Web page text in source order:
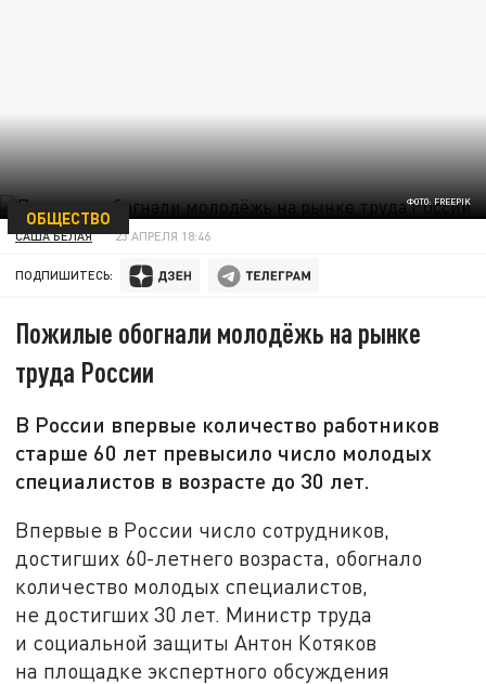
ФОТО: FREEPIK
ОБЩЕСТВО
САША БЕЛАЯ 23 АПРЕЛЯ 18:46
ПОДПИШИТЕСЬ:
Пожилые обогнали молодёжь на рынке
труда России
В России впервые количество работников
старше 60 лет превысило число молодых
специалистов в возрасте до 30 лет.
Впервые в России число сотрудников,
достигших 60-летнего возраста, обогнало
количество молодых специалистов,
не достигших 30 лет. Министр труда
и социальной защиты Антон Котяков
на площадке экспертного обсуждения